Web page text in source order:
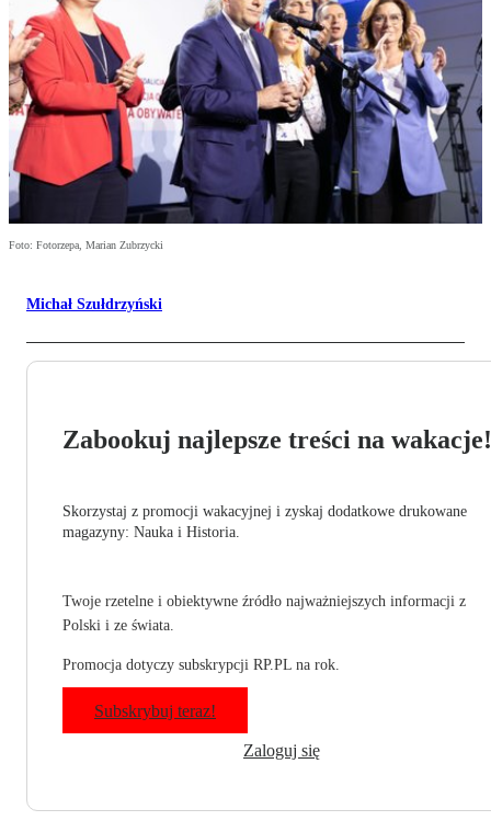
Foto: Fotorzepa, Marian Zubrzycki
Michał Szułdrzyński
Zabookuj najlepsze treści na wakacje!
Skorzystaj z promocji wakacyjnej i zyskaj dodatkowe drukowane
magazyny: Nauka i Historia.
Twoje rzetelne i obiektywne źródło najważniejszych informacji z
Polski i ze świata.
Promocja dotyczy subskrypcji RP.PL na rok.
Subskrybuj teraz!
Zaloguj się